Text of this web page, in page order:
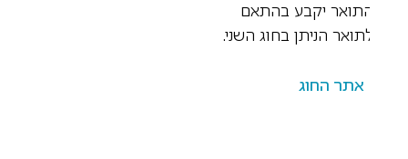
יקבע בהתאם
הניתן בחוג השני.
אתר החוג